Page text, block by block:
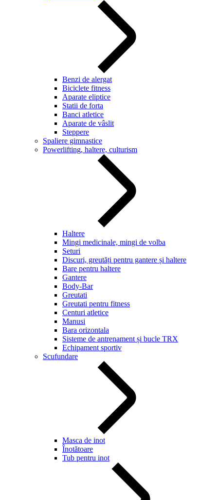
Benzi de alergat
Biciclete fitness
Aparate eliptice
Statii de forta
Banci atletice
Aparate de vâslit
Steppere
Spaliere gimnastice
Powerlifting, haltere, culturism
Haltere
Mingi medicinale, mingi de volba
Seturi
Discuri, greutăți pentru gantere și haltere
Bare pentru haltere
Gantere
Body-Bar
Greutati
Greutati pentru fitness
Centuri atletice
Manusi
Bara orizontala
Sisteme de antrenament și bucle TRX
Echipament sportiv
Scufundare
Masca de inot
Înotătoare
Tub pentru inot